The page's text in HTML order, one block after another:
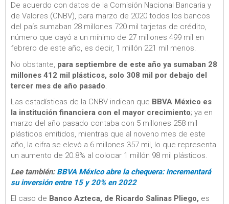
De acuerdo con datos de la Comisión Nacional Bancaria y
de Valores (CNBV), para marzo de 2020 todos los bancos
del país sumaban 28 millones 720 mil tarjetas de crédito,
número que cayó a un mínimo de 27 millones 499 mil en
febrero de este año, es decir, 1 millón 221 mil menos.
No obstante, para septiembre de este año ya sumaban 28
millones 412 mil plásticos, solo 308 mil por debajo del
tercer mes de año pasado
Las estadísticas de la CNBV indican que BBVA México es
la institución financiera con el mayor crecimiento; ya en
marzo del año pasado contaba con 5 millones 258 mil
plásticos emitidos, mientras que al noveno mes de este
año, la cifra se elevó a 6 millones 357 mil, lo que representa
un aumento de 20.8% al colocar 1 millón 98 mil plásticos.
Lee también: BBVA México abre la chequera: incrementará
su inversión entre 15 y 20% en 2022
El caso de Banco Azteca, de Ricardo Salinas Pliego, es